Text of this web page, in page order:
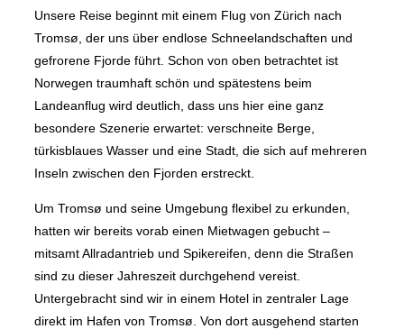
Unsere Reise beginnt mit einem Flug von Zürich nach
Tromsø, der uns über endlose Schneelandschaften und
gefrorene Fjorde führt. Schon von oben betrachtet ist
Norwegen traumhaft schön und spätestens beim
Landeanflug wird deutlich, dass uns hier eine ganz
besondere Szenerie erwartet: verschneite Berge,
türkisblaues Wasser und eine Stadt, die sich auf mehreren
Inseln zwischen den Fjorden erstreckt.
Um Tromsø und seine Umgebung flexibel zu erkunden,
hatten wir bereits vorab einen Mietwagen gebucht –
mitsamt Allradantrieb und Spikereifen, denn die Straßen
sind zu dieser Jahreszeit durchgehend vereist.
Untergebracht sind wir in einem Hotel in zentraler Lage
direkt im Hafen von Tromsø. Von dort ausgehend starten